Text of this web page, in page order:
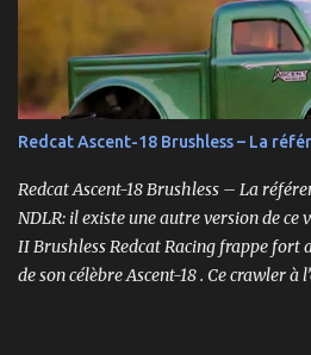
est souvent la première chose que l'on
RC. Le X-Maxx est un monster truck,
truggy. Cela se traduit par des
X-Maxx est plus large et plus haut, ce
capacité à surmonter les terrains
Maxx VXL sur Amazon Le XRT , quant
vitesse et la maniabilité sur des
plus étroite et plus bass...
Redcat Ascent-18 Brushless – La
Redcat Ascent-18 Brushless – La
NDLR: il existe une autre version de ce
II Brushless Redcat Racing frappe fort
de son célèbre Ascent-18 . Ce crawler à